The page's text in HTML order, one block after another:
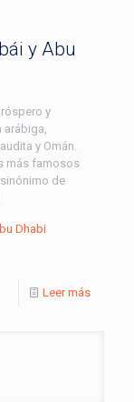
y Abu
y
y Omán.
más famosos
de
Dhabi
Leer más